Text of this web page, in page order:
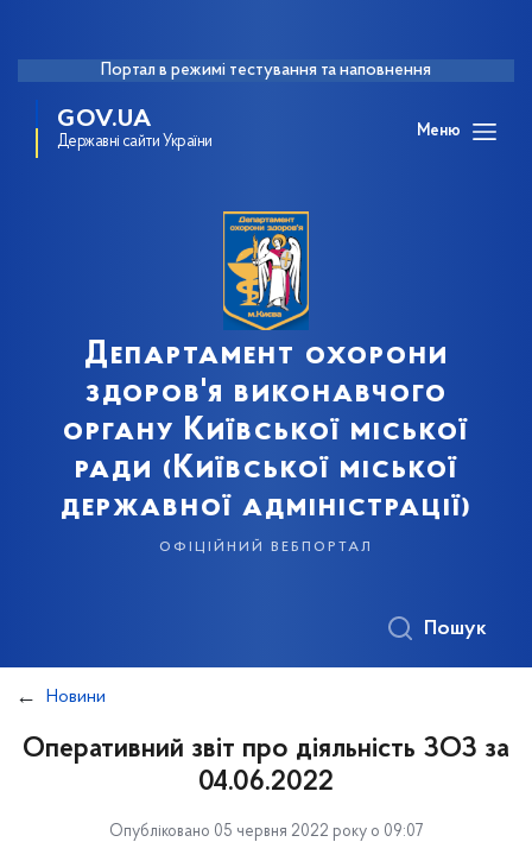
Портал в режимі тестування та наповнення
GOV.UA
Державні сайти України
Меню
Департамент охорони
здоров'я виконавчого
органу Київської міської
ради (Київської міської
державної адміністрації)
офіційний вебпортал
Пошук
Новини
Оперативний звіт про діяльність ЗОЗ за
04.06.2022
Опубліковано 05 червня 2022 року о 09:07